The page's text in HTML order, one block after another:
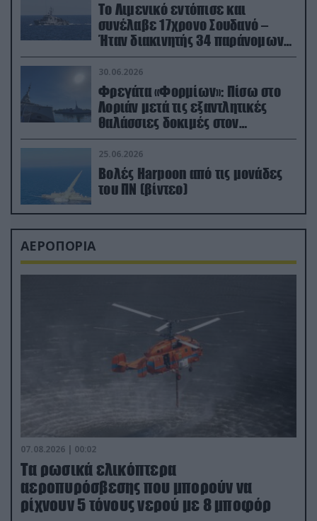
Το Λιμενικό εντόπισε και
συνέλαβε 17χρονο Σουδανό –
Ήταν διακινητής 34 παράνομων
μεταναστών
30.06.2026
Φρεγάτα «Φορμίων»: Πίσω στο
Λοριάν μετά τις εξαντλητικές
θαλάσσιες δοκιμές στον
απαιτητικό Βισκαϊκό
25.06.2026
Βολές Harpoon από τις μονάδες
του ΠΝ (βίντεο)
ΑΕΡΟΠΟΡΙΑ
07.08.2026 | 00:02
Τα ρωσικά ελικόπτερα
αεροπυρόσβεσης που μπορούν να
ρίχνουν 5 τόνους νερού με 8 μποφόρ